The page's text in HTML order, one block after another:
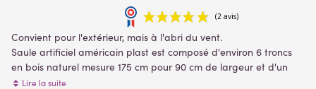
Convient pour l'extérieur, mais à l'abri du vent.
Saule artificiel américain plast est composé d'environ 6 troncs
en bois naturel mesure 175 cm pour 90 cm de largeur et d'un
feuillage en polyéthylène (plastique). Livré dans un support
Lire la suite